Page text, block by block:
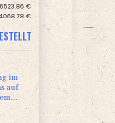
4068.78 €
4399.7 $
im
auf
einem